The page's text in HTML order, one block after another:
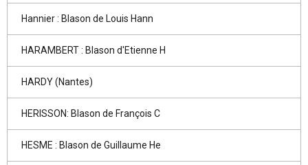
Hannier : Blason de Louis Hann
HARAMBERT : Blason d'Etienne H
HARDY (Nantes)
HERISSON: Blason de François C
HESME : Blason de Guillaume He